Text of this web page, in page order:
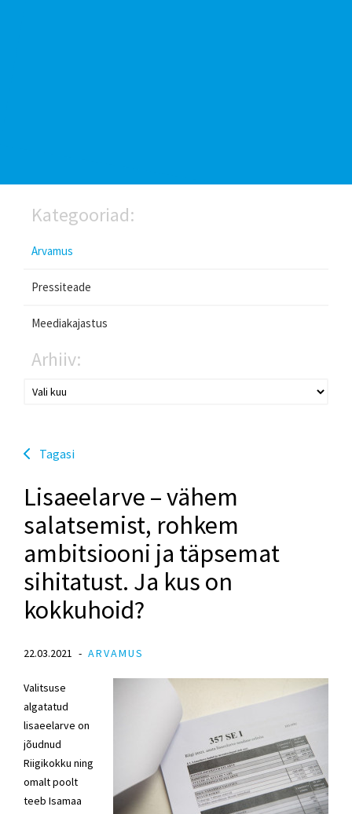
Kategooriad:
Arvamus
Pressiteade
Meediakajastus
Arhiiv:
Tagasi
Lisaeelarve – vähem
salatsemist, rohkem
ambitsiooni ja täpsemat
sihitatust. Ja kus on
kokkuhoid?
22.03.2021 ARVAMUS
Valitsuse
algatatud
lisaeelarve on
jõudnud
Riigikokku ning
omalt poolt
teeb Isamaa